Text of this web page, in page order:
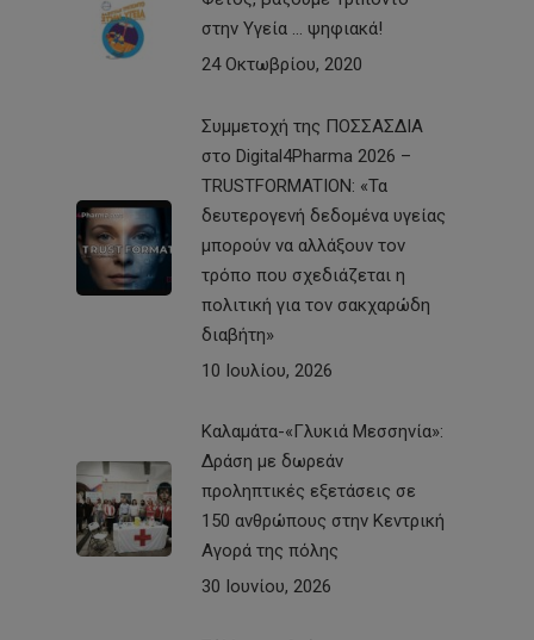
στην Υγεία … ψηφιακά!
24 Οκτωβρίου, 2020
Συμμετοχή της ΠΟΣΣΑΣΔΙΑ
στο Digital4Pharma 2026 –
TRUSTFORMATION: «Τα
δευτερογενή δεδομένα υγείας
μπορούν να αλλάξουν τον
τρόπο που σχεδιάζεται η
πολιτική για τον σακχαρώδη
διαβήτη»
10 Ιουλίου, 2026
Καλαμάτα-«Γλυκιά Μεσσηνία»:
Δράση με δωρεάν
προληπτικές εξετάσεις σε
150 ανθρώπους στην Κεντρική
Αγορά της πόλης
30 Ιουνίου, 2026